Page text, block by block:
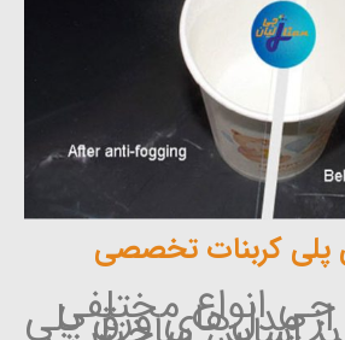
پلی کربنات تخصصی
انواع مختلفی
از مدل‌های ورق پلی